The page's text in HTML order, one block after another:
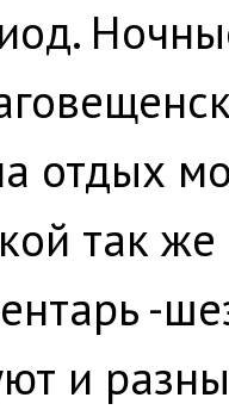
отдых
так
-
и